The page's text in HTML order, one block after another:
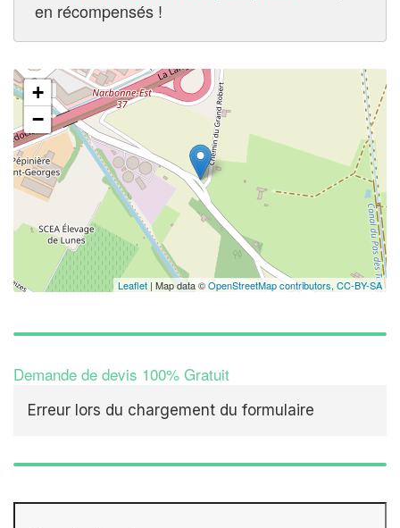
en récompensés !
+
−
Leaflet | Map data ©OpenStreetMap contributors, CC-BY-SA
Demande de devis 100% Gratuit
Erreur lors du chargement du formulaire